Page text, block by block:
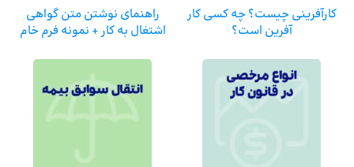
کارآفرینی چیست؟ چه کسی کار
آفرین است؟
راهنمای نوشتن متن گواهی
اشتغال به کار + نمونه فرم خام